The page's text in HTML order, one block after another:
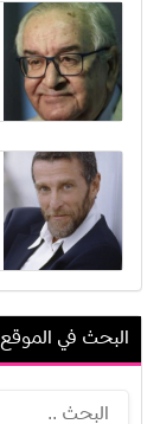
البحث في الموقع